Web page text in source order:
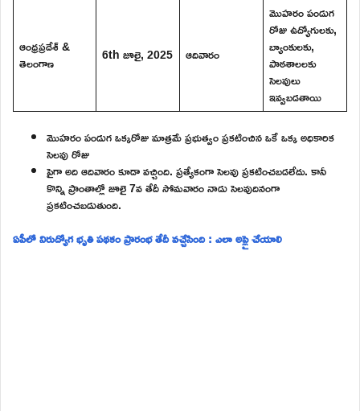
ఆంధ్రప్రదేశ్ &
తెలంగాణ 6th జూలై, 2025 ఆదివారం
మొహరం పండుగ
రోజు ఉద్యోగులకు,
బ్యాంకులకు,
పాఠశాలలకు
సెలవులు
ఇవ్వబడతాయి
మొహరం పండుగ ఒక్కరోజు మాత్రమే ప్రభుత్వం ప్రకటించిన ఒకే ఒక్క అధికారిక
సెలవు రోజు
పైగా అది ఆదివారం కూడా వచ్చింది. ప్రత్యేకంగా సెలవు ప్రకటించబడలేదు. కానీ
కొన్ని ప్రాంతాల్లో జూలై 7వ తేదీ సోమవారం నాడు సెలవుదినంగా
ప్రకటించబడుతుంది.
ఏపీలో నిరుద్యోగ భృతి పథకం ప్రారంభ తేదీ వచ్చేసింది : ఎలా అప్లై చేయాలి